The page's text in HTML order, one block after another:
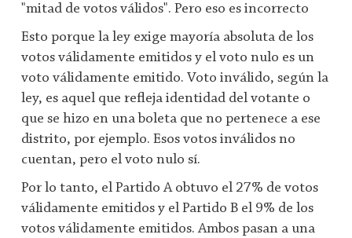
"mitad de votos válidos". Pero eso es incorrecto
Esto porque la ley exige mayoría absoluta de los
votos válidamente emitidos y el voto nulo es un
voto válidamente emitido. Voto inválido, según la
ley, es aquel que refleja identidad del votante o
que se hizo en una boleta que no pertenece a ese
distrito, por ejemplo. Esos votos inválidos no
cuentan, pero el voto nulo sí.
Por lo tanto, el Partido A obtuvo el 27% de votos
válidamente emitidos y el Partido B el 9% de los
votos válidamente emitidos. Ambos pasan a una